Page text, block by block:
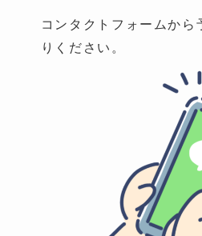
コンタクトフォームから
りください。